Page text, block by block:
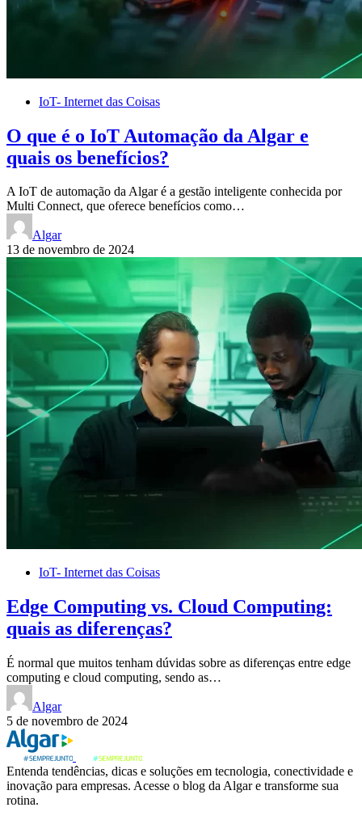
IoT- Internet das Coisas
O que é o IoT Automação da Algar e
quais os benefícios?
A IoT de automação da Algar é a gestão inteligente conhecida por
Multi Connect, que oferece benefícios como…
Algar
13 de novembro de 2024
IoT- Internet das Coisas
Edge Computing vs. Cloud Computing:
quais as diferenças?
É normal que muitos tenham dúvidas sobre as diferenças entre edge
computing e cloud computing, sendo as…
Algar
5 de novembro de 2024
Entenda tendências, dicas e soluções em tecnologia, conectividade e
inovação para empresas. Acesse o blog da Algar e transforme sua
rotina.